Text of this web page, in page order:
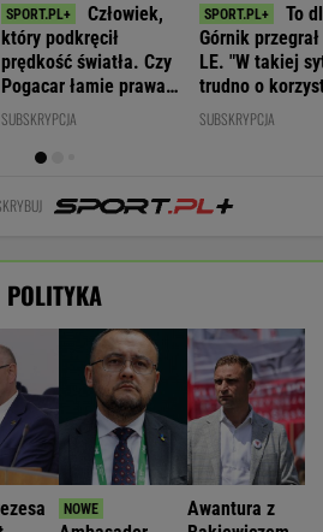
Człowiek,
który podkręcił
prędkość światła. Czy
Pogacar łamie prawa
biologii?
SUBSKRYPCJA
To
Górnik
LE. "W takiej
trudno o
rezultat"
SUBSKRYPCJA
POLITYKA
Awantura z